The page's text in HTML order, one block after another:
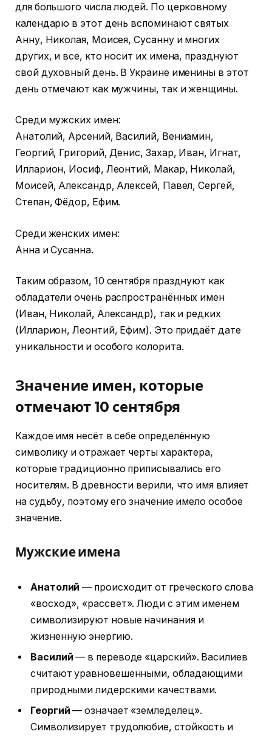
для большого числа людей. По церковному
календарю в этот день вспоминают святых
Анну, Николая, Моисея, Сусанну и многих
других, и все, кто носит их имена, празднуют
свой духовный день. В Украине именины в этот
день отмечают как мужчины, так и женщины.
Среди мужских имен:
Анатолий, Арсений, Василий, Вениамин,
Георгий, Григорий, Денис, Захар, Иван, Игнат,
Илларион, Иосиф, Леонтий, Макар, Николай,
Моисей, Александр, Алексей, Павел, Сергей,
Степан, Фёдор, Ефим.
Среди женских имен:
Анна и Сусанна.
Таким образом, 10 сентября празднуют как
обладатели очень распространённых имен
(Иван, Николай, Александр), так и редких
(Илларион, Леонтий, Ефим). Это придаёт дате
уникальности и особого колорита.
Значение имен, которые
отмечают 10 сентября
Каждое имя несёт в себе определённую
символику и отражает черты характера,
которые традиционно приписывались его
носителям. В древности верили, что имя влияет
на судьбу, поэтому его значение имело особое
значение.
Мужские имена
Анатолий — происходит от греческого слова
«восход», «рассвет». Люди с этим именем
символизируют новые начинания и
жизненную энергию.
Василий — в переводе «царский». Василиев
считают уравновешенными, обладающими
природными лидерскими качествами.
Георгий — означает «земледелец».
Символизирует трудолюбие, стойкость и